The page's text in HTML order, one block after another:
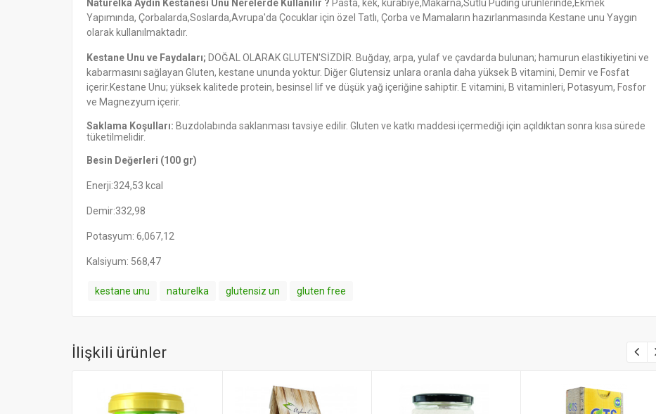
Naturelka Aydın Kestanesi Unu Nerelerde Kullanılır ? Pasta, kek, kurabiye,Makarna,Sütlü Puding ürünlerinde,Ekmek
Yapımında, Çorbalarda,Soslarda,Avrupa'da Çocuklar için özel Tatlı, Çorba ve Mamaların hazırlanmasında Kestane unu Yaygın
olarak kullanılmaktadır.
Kestane Unu ve Faydaları; DOĞAL OLARAK GLUTEN'SİZDİR. Buğday, arpa, yulaf ve çavdarda bulunan; hamurun elastikiyetini ve
kabarmasını sağlayan Gluten, kestane ununda yoktur. Diğer Glutensiz unlara oranla daha yüksek B vitamini, Demir ve Fosfat
içerir.Kestane Unu; yüksek kalitede protein, besinsel lif ve düşük yağ içeriğine sahiptir. E vitamini, B vitaminleri, Potasyum, Fosfor
ve Magnezyum içerir.
Saklama Koşulları: Buzdolabında saklanması tavsiye edilir. Gluten ve katkı maddesi içermediği için açıldıktan sonra kısa sürede
tüketilmelidir.
Besin Değerleri (100 gr)
Enerji:324,53 kcal
Demir:332,98
Potasyum: 6,067,12
Kalsiyum: 568,47
kestane unu naturelka glutensiz un gluten free
İlişkili ürünler